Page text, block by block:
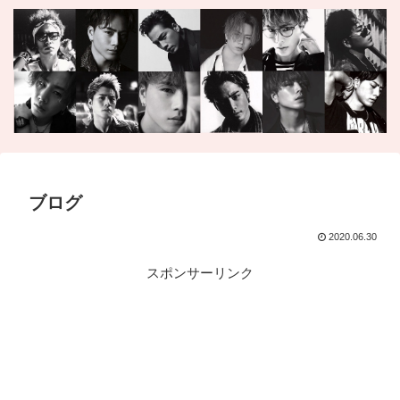
ブログ
2020.06.30
スポンサーリンク